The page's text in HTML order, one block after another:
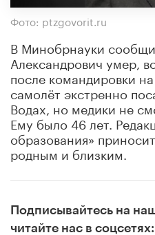
Фото: ptzgovorit.ru
В Минобрнауки
Александрович умер,
после командировки на
самолёт экстренно
Водах, но медики не
Ему было 46 лет.
образования»
родным и близким.
Подписывайтесь на
читайте нас в соцсетях: